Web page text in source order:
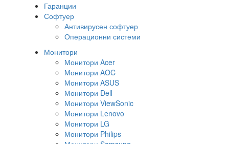
Гаранции
Софтуер
Антивирусен софтуер
Операционни системи
Монитори
Монитори Acer
Монитори AOC
Монитори ASUS
Монитори Dell
Монитори ViewSonic
Монитори Lenovo
Монитори LG
Монитори Philips